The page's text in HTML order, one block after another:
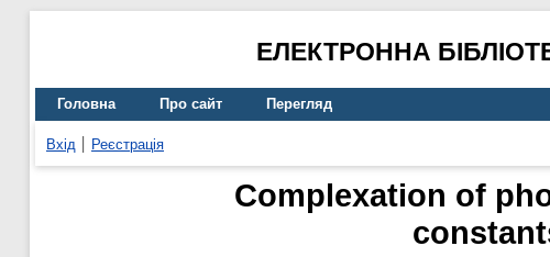
ЕЛЕКТРОННА
Головна Про сайт Перегляд
Вхід Реєстрація
Complexation of